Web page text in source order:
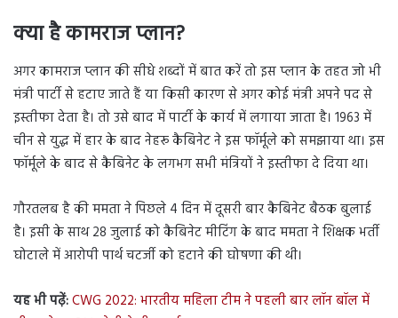
क्या है कामराज प्लान?
अगर कामराज प्लान की सीधे शब्दों में बात करें तो इस प्लान के तहत जो भी
मंत्री पार्टी से हटाए जाते हैं या किसी कारण से अगर कोई मंत्री अपने पद से
इस्तीफा देता है। तो उसे बाद में पार्टी के कार्य में लगाया जाता है। 1963 में
चीन से युद्ध में हार के बाद नेहरू कैबिनेट ने इस फॉर्मूले को समझाया था। इस
फॉर्मूले के बाद से कैबिनेट के लगभग सभी मंत्रियों ने इस्तीफा दे दिया था।
गौरतलब है की ममता ने पिछले 4 दिन में दूसरी बार कैबिनेट बैठक बुलाई
है। इसी के साथ 28 जुलाई को कैबिनेट मीटिंग के बाद ममता ने शिक्षक भर्ती
घोटाले में आरोपी पार्थ चटर्जी को हटाने की घोषणा की थी।
यह भी पढ़ें:CWG 2022: भारतीय महिला टीम ने पहली बार लॉन बॉल में